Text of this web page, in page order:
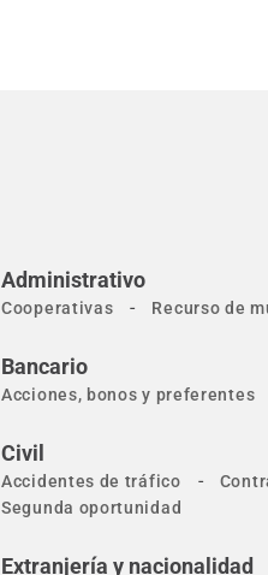
Administrativo
Cooperativas - Recurso de
Bancario
Acciones, bonos y preferentes
Civil
Accidentes de tráfico -
Segunda oportunidad
Extranjería y nacionalidad